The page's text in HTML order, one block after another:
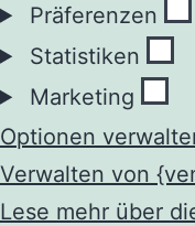
Präferenzen
Statistiken
Marketing
Optionen
Verwalten von
Lese mehr über